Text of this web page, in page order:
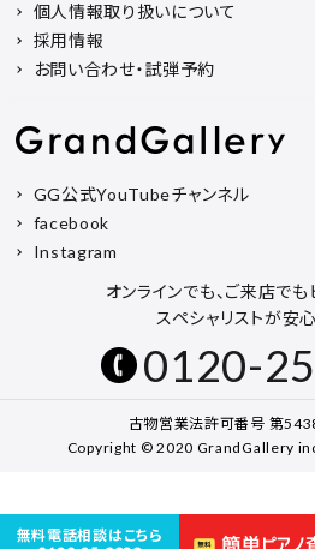
個人情報取り扱いについて
採用情報
お問い合わせ・試弾予約
GG公式YouTubeチャンネル
facebook
Instagram
オンラインでも、ご来店でも
スペシャリストが安
0120-
古物営業法許可番号 第
Copyright © 2020 GrandGallery
無料電話相談はこちら